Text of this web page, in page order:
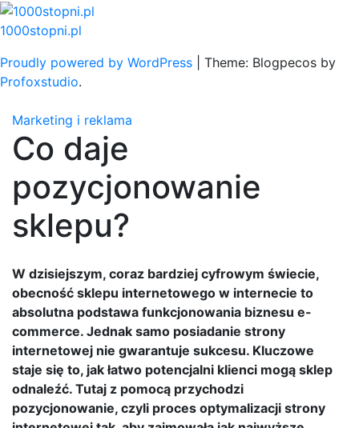
Skip
to
1000stopni.pl
Proudly powered by WordPress
Theme: Blogpecos by
Profoxstudio.
Marketing i reklama
Co daje
pozycjonowanie
sklepu?
W dzisiejszym, coraz bardziej cyfrowym świecie,
obecność sklepu internetowego w internecie to
absolutna podstawa funkcjonowania biznesu e-
commerce. Jednak samo posiadanie strony
internetowej nie gwarantuje sukcesu. Kluczowe
staje się to, jak łatwo potencjalni klienci mogą sklep
odnaleźć. Tutaj z pomocą przychodzi
pozycjonowanie, czyli proces optymalizacji strony